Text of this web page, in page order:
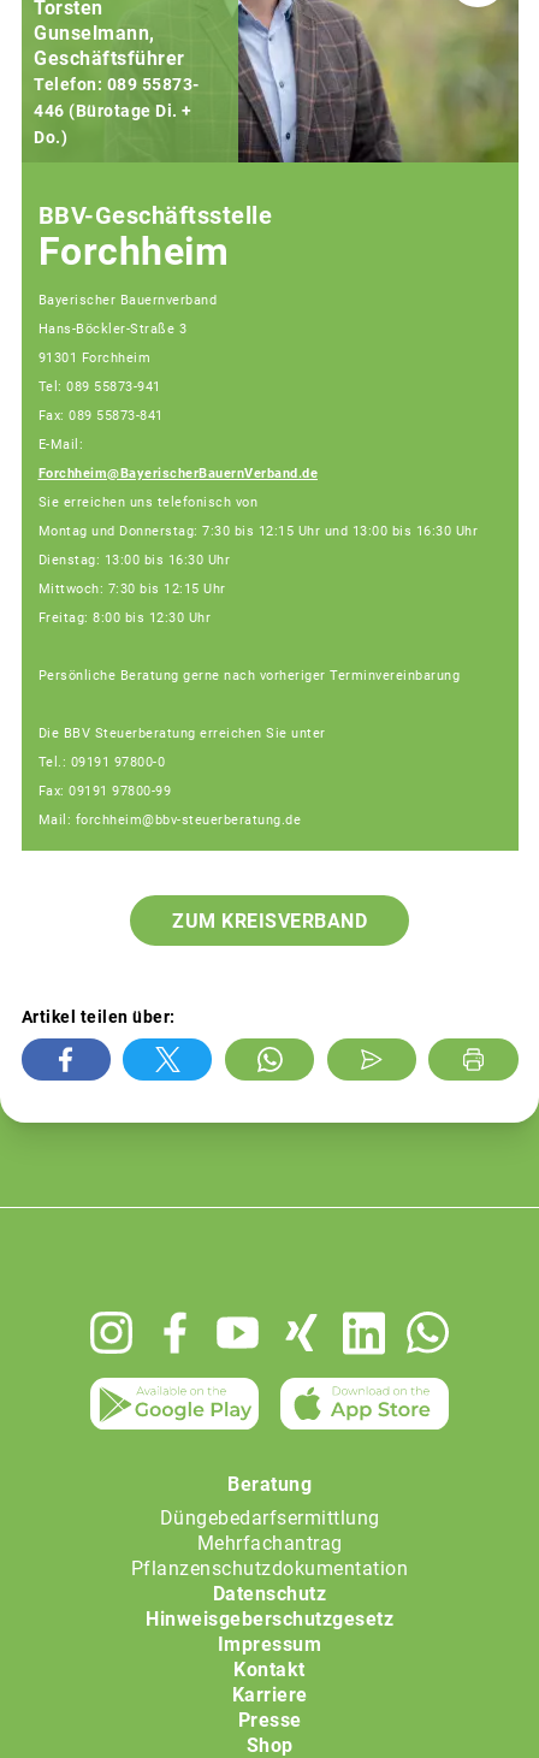
Torsten
Gunselmann,
Geschäftsführer
Telefon: 089 55873-
446 (Bürotage Di. +
Do.)
BBV-Geschäftsstelle
Forchheim
Bayerischer Bauernverband
Hans-Böckler-Straße 3
91301 Forchheim
Tel: 089 55873-941
Fax: 089 55873-841
E-Mail:
Forchheim@BayerischerBauernVerband.de
Sie erreichen uns telefonisch von
Montag und Donnerstag: 7:30 bis 12:15 Uhr und 13:00 bis 16:30 Uhr
Dienstag: 13:00 bis 16:30 Uhr
Mittwoch: 7:30 bis 12:15 Uhr
Freitag: 8:00 bis 12:30 Uhr
Persönliche Beratung gerne nach vorheriger Terminvereinbarung
Die BBV Steuerberatung erreichen Sie unter
Tel.: 09191 97800-0
Fax: 09191 97800-99
Mail: forchheim@bbv-steuerberatung.de
ZUM KREISVERBAND
Artikel teilen über:
Beratung
Düngebedarfsermittlung
Mehrfachantrag
Pflanzenschutzdokumentation
Datenschutz
Hinweisgeberschutzgesetz
Impressum
Kontakt
Karriere
Presse
Shop